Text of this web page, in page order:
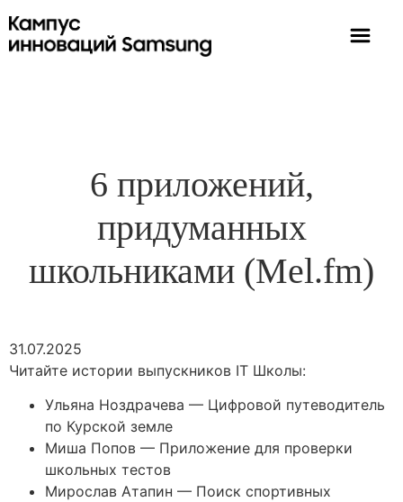
6 приложений,
придуманных
школьниками (Mel.fm)
31.07.2025
Читайте истории выпускников IT Школы:
Ульяна Ноздрачева — Цифровой путеводитель
по Курской земле
Миша Попов — Приложение для проверки
школьных тестов
Мирослав Атапин — Поиск спортивных